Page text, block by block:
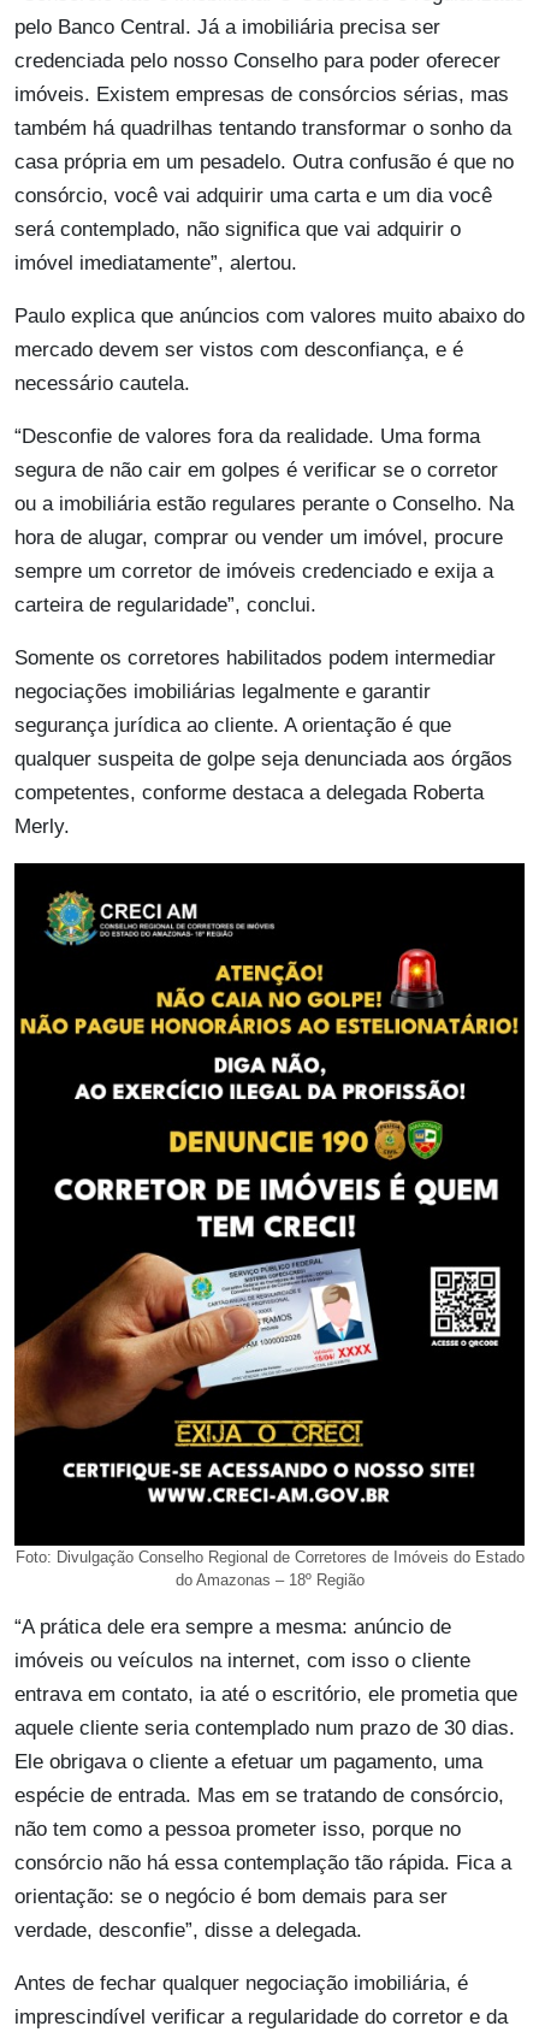
pelo Banco Central. Já a imobiliária precisa ser
credenciada pelo nosso Conselho para poder oferecer
imóveis. Existem empresas de consórcios sérias, mas
também há quadrilhas tentando transformar o sonho da
casa própria em um pesadelo. Outra confusão é que no
consórcio, você vai adquirir uma carta e um dia você
será contemplado, não significa que vai adquirir o
imóvel imediatamente”, alertou.
Paulo explica que anúncios com valores muito abaixo do
mercado devem ser vistos com desconfiança, e é
necessário cautela.
“Desconfie de valores fora da realidade. Uma forma
segura de não cair em golpes é verificar se o corretor
ou a imobiliária estão regulares perante o Conselho. Na
hora de alugar, comprar ou vender um imóvel, procure
sempre um corretor de imóveis credenciado e exija a
carteira de regularidade”, conclui.
Somente os corretores habilitados podem intermediar
negociações imobiliárias legalmente e garantir
segurança jurídica ao cliente. A orientação é que
qualquer suspeita de golpe seja denunciada aos órgãos
competentes, conforme destaca a delegada Roberta
Merly.
Foto: Divulgação Conselho Regional de Corretores de Imóveis do Estado
do Amazonas – 18º Região
“A prática dele era sempre a mesma: anúncio de
imóveis ou veículos na internet, com isso o cliente
entrava em contato, ia até o escritório, ele prometia que
aquele cliente seria contemplado num prazo de 30 dias.
Ele obrigava o cliente a efetuar um pagamento, uma
espécie de entrada. Mas em se tratando de consórcio,
não tem como a pessoa prometer isso, porque no
consórcio não há essa contemplação tão rápida. Fica a
orientação: se o negócio é bom demais para ser
verdade, desconfie”, disse a delegada.
Antes de fechar qualquer negociação imobiliária, é
imprescindível verificar a regularidade do corretor e da